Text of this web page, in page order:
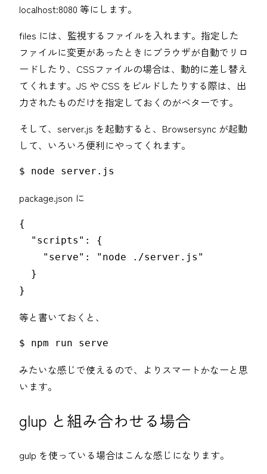
localhost:8080 等にします。
files には、監視するファイルを入れます。指定した
ファイルに変更があったときにブラウザが自動でリロ
ードしたり、CSSファイルの場合は、動的に差し替え
てくれます。JS や CSS をビルドしたりする際は、出
力されたものだけを指定しておくのがベターです。
そして、server.js を起動すると、Browsersync が起動
して、いろいろ便利にやってくれます。
$ node server.js
package.json に
{
}
等と書いておくと、
$ npm run serve
みたいな感じで使えるので、よりスマートかなーと思
います。
glup と組み合わせる場合
gulp を使っている場合はこんな感じになります。